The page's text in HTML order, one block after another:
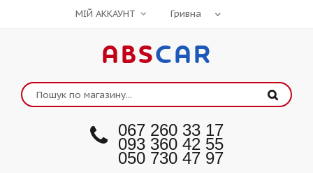
МІЙ АККАУНТ
ABSCAR
067 260 33 17
093 360 42 55
050 730 47 97